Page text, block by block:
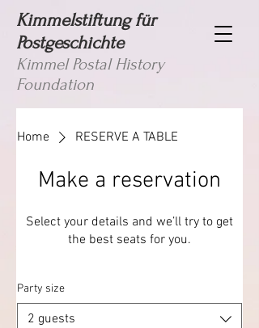
Kimmelstiftung für
Postgeschichte
Kimmel Postal History
Foundation
Home RESERVE A TABLE
Make a reservation
Select your details and we’ll try to get
the best seats for you.
Party size
2 guests